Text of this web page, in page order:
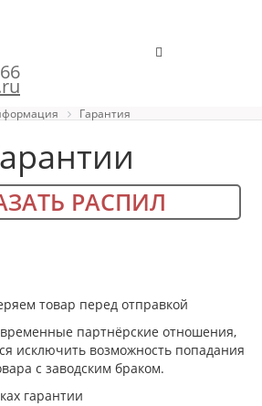
Гарантия
РАСПИЛ
товар перед отправкой
партнёрские отношения,
исключить возможность попадания
с заводским браком.
гарантии